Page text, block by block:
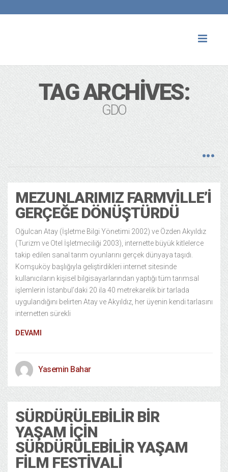
TAG ARCHIVES:
GDO
MEZUNLARIMIZ FARMVILLE’I
GERÇEĞE DÖNÜŞTÜRDÜ
Oğulcan Atay (İşletme Bilgi Yönetimi 2002) ve Özden Akyıldız
(Turizm ve Otel İşletmeciliği 2003), internette büyük kitlelerce
takip edilen sanal tarım oyunlarını gerçek dünyaya taşıdı.
Komşuköy başlığıyla geliştirdikleri internet sitesinde
kullanıcıların kişisel bilgisayarlarından yaptığı tüm tarımsal
işlemlerin İstanbul’daki 20 ila 40 metrekarelik bir tarlada
uygulandığını belirten Atay ve Akyıldız, her üyenin kendi tarlasını
internetten sürekli
DEVAMI
Yasemin Bahar
SÜRDÜRÜLEBILIR BIR
YAŞAM İÇIN
SÜRDÜRÜLEBILIR YAŞAM
FILM FESTIVALI